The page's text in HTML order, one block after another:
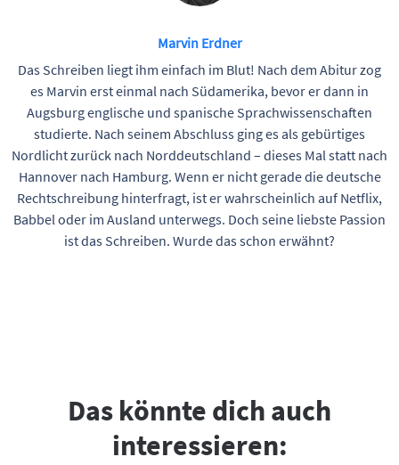
Marvin Erdner
Das Schreiben liegt ihm einfach im Blut! Nach dem Abitur zog
es Marvin erst einmal nach Südamerika, bevor er dann in
Augsburg englische und spanische Sprachwissenschaften
studierte. Nach seinem Abschluss ging es als gebürtiges
Nordlicht zurück nach Norddeutschland – dieses Mal statt nach
Hannover nach Hamburg. Wenn er nicht gerade die deutsche
Rechtschreibung hinterfragt, ist er wahrscheinlich auf Netflix,
Babbel oder im Ausland unterwegs. Doch seine liebste Passion
ist das Schreiben. Wurde das schon erwähnt?
Das könnte dich auch
interessieren: